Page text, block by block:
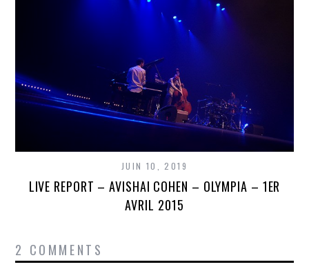
JUIN 10, 2019
LIVE REPORT – AVISHAI COHEN – OLYMPIA – 1ER
AVRIL 2015
2 COMMENTS